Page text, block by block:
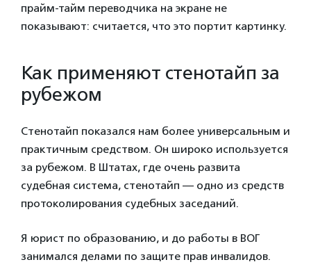
прайм-тайм переводчика на экране не
показывают: считается, что это портит картинку.
Как применяют стенотайп за
рубежом
Стенотайп показался нам более универсальным и
практичным средством. Он широко используется
за рубежом. В Штатах, где очень развита
судебная система, стенотайп — одно из средств
протоколирования судебных заседаний.
Я юрист по образованию, и до работы в ВОГ
занимался делами по защите прав инвалидов.